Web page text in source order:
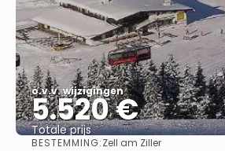
o.v.v. wijzigingen
5.520 €
Totale prijs
BESTEMMING:Zell am Ziller